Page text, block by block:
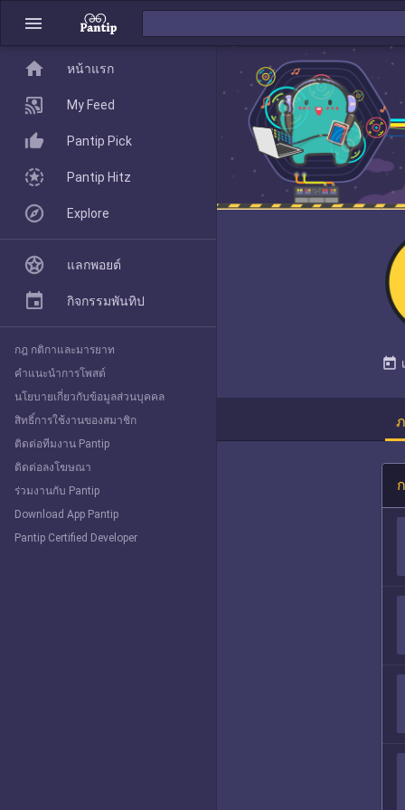
menu
today
home
Pantip Pick
Explore
home หน้าแรก
My Feed
Pantip Pick
Pantip Hitz
Explore
แลกพอยต์
กิจกรรมพันทิป
กฎ กติกาและมารยาท
คำแนะนำการโพสต์
นโยบายเกี่ยวกับข้อมูลส่วนบุคคล
สิทธิ์การใช้งานของสมาชิก
ติดต่อทีมงาน Pantip
ติดต่อลงโฆษณา
ร่วมงานกับ Pantip
Download App Pantip
Pantip Certified Developer